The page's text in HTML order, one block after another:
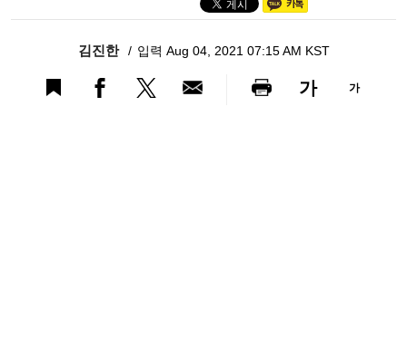
김진한 입력 Aug 04, 2021 07:15 AM KST
가 가